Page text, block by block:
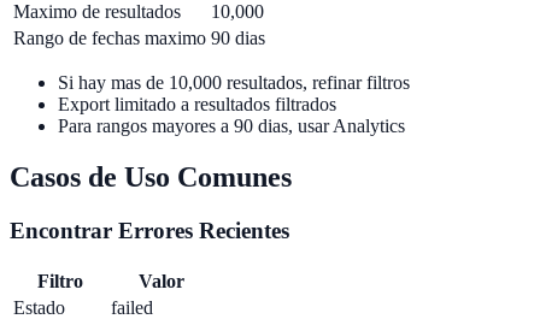
Maximo de resultados
10,000
Rango de fechas maximo 90 dias
Si hay mas de 10,000 resultados, refinar filtros
Export limitado a resultados filtrados
Para rangos mayores a 90 dias, usar Analytics
Casos de Uso Comunes
Encontrar Errores Recientes
Filtro
Valor
Estado
failed